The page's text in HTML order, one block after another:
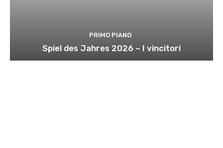
PRIMO PIANO
Spiel des Jahres 2026 – I vincitori